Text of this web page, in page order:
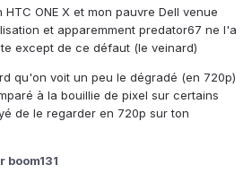
ONE X et mon pauvre Dell venue
et apparemment predator67 ne l'a
except de ce défaut (le veinard)
qu'on voit un peu le dégradé (en 720p)
à la bouillie de pixel sur certains
de le regarder en 720p sur ton
boom131